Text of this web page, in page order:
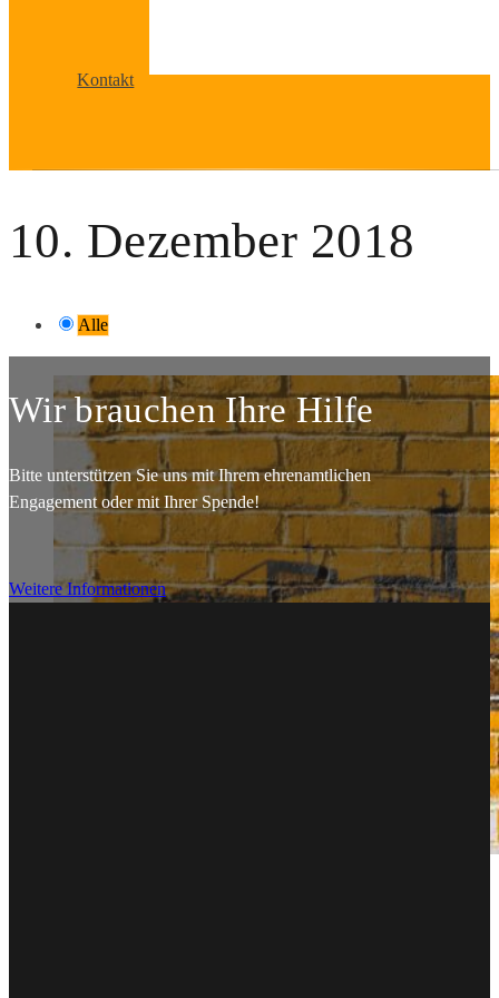
Kontakt
10. Dezember 2018
Alle
Wir brauchen Ihre Hilfe
Bitte unterstützen Sie uns mit Ihrem ehrenamtlichen
Engagement oder mit Ihrer Spende!
Weitere Informationen